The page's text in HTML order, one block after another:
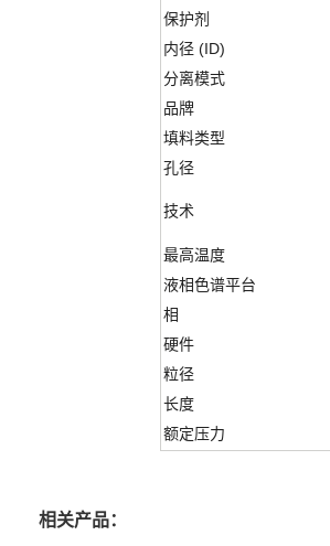
保护剂
内径 (ID)
分离模式
品牌
填料类型
孔径
技术
最高温度
液相色谱平台
相
硬件
粒径
长度
额定压力
相关产品：